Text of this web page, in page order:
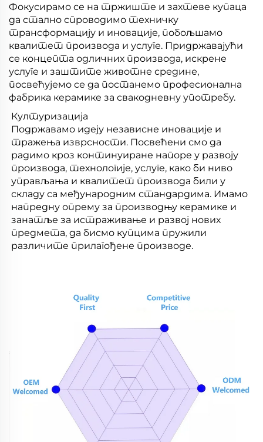
Фокусирамо се на тржиште и захтеве купаца
да стално спроводимо техничку
трансформацију и иновације, побољшамо
квалитет производа и услуге. Придржавајући
се концепта одличних производа, искрене
услуге и заштите животне средине,
посвећујемо се да постанемо професионална
фабрика керамике за свакодневну употребу.
Културизација
Подржавамо идеју независне иновације и
тражења изврсности. Посвећени смо да
радимо кроз континуиране напоре у развоју
производа, технологије, услуге, како би ниво
управљања и квалитет производа били у
складу са међународним стандардима. Имамо
напредну опрему за производњу керамике и
занатље за истраживање и развој нових
предмета, да бисмо купцима пружили
различите прилагођене производе.